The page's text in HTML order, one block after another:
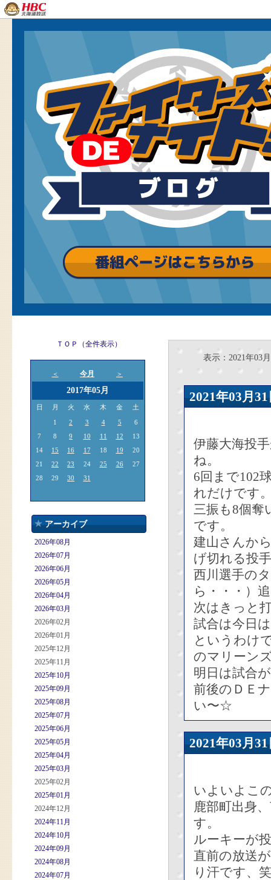
ＴＯＰ（全件表示）
＜ 今月 ＞
2017年05月
日 月 火 水 木 金 土
1 2 3 4 5
6
7
8 9 10 11 12
13
14
15 16 17 18 19
20
21
22 23 24 25 26
27
28
29 30 31
アーカイブ
2026年08月
2026年07月
2026年06月
2026年05月
2026年04月
2026年03月
2026年02月
2026年01月
2025年12月
2025年11月
2025年10月
2025年09月
2025年08月
2025年07月
2025年06月
2025年05月
2025年04月
2025年03月
2025年02月
2025年01月
2024年12月
2024年11月
2024年10月
2024年09月
2024年08月
2024年07月
表示：2021年03月
2021年03
伊藤大海投
ね。
6回まで102
れだけです
三振も8個奪
です。
建山さんか
げ切れる投
西川選手の
ら・・・）
次はきっと
試合は今日
というわけ
のマリーン
明日は試合
前後のＤＥ
い〜☆
2021年03
いよいよこ
鹿部町出身
す。
ルーキーが
直前の放送
り汗です、